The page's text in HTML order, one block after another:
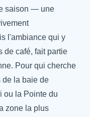
saison — une
l'ambiance qui y
de café, fait partie
Pour qui cherche
de la baie de
ou la Pointe du
zone la plus